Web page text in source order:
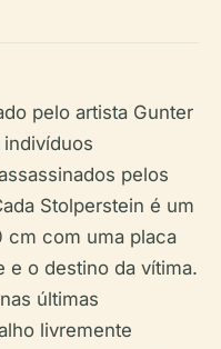
pelo artista Gunter
pelos
Stolperstein é um
cm com uma placa
e o destino da vítima.
últimas
livremente